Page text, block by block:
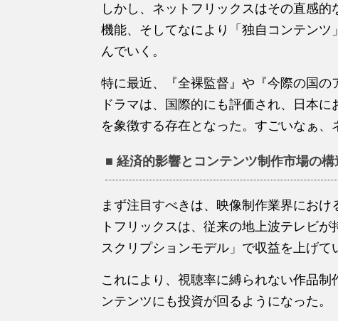
しかし、ネットフリックスはその直感
機能、そしてなにより「独自コンテン
んでいく。
特に最近、『全裸監督』や『今際の国
ドラマは、国際的にも評価され、日本に
を象徴する存在となった。すごいなぁ、
■ 経済的影響とコンテンツ制作市場の
まず注目すべきは、映像制作業界にお
トフリックスは、従来の地上波テレビ
スクリプションモデル」で収益を上げて
これにより、視聴率に縛られない作品
ンテンツにも投資が回るようになった。